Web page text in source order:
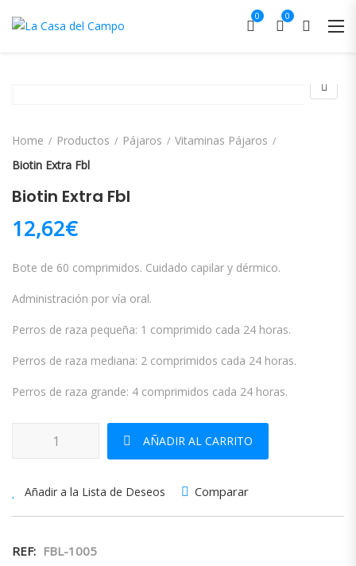
0 0
Home Productos Pájaros
Vitaminas Pájaros
Biotin Extra Fbl
Biotin Extra Fbl
12,62€
Bote de 60 comprimidos. Cuidado capilar y dérmico.
Administración por vía oral.
Perros de raza pequeña: 1 comprimido cada 24 horas.
Perros de raza mediana: 2 comprimidos cada 24 horas.
Perros de raza grande: 4 comprimidos cada 24 horas.
AÑADIR AL CARRITO
Añadir a la Lista de Deseos Comparar
REF: FBL-1005